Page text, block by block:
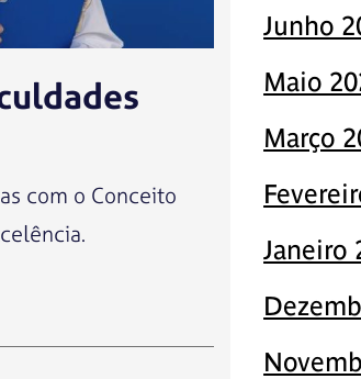
com o Conceito
Junho
Maio
Março
Janeiro